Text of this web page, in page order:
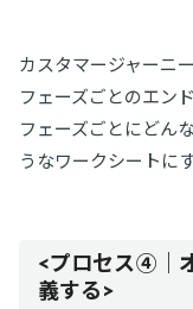
カスタマージャーニ
フェーズごとのエン
フェーズごとにどん
うなワークシートに
<プロセス④｜
義する>